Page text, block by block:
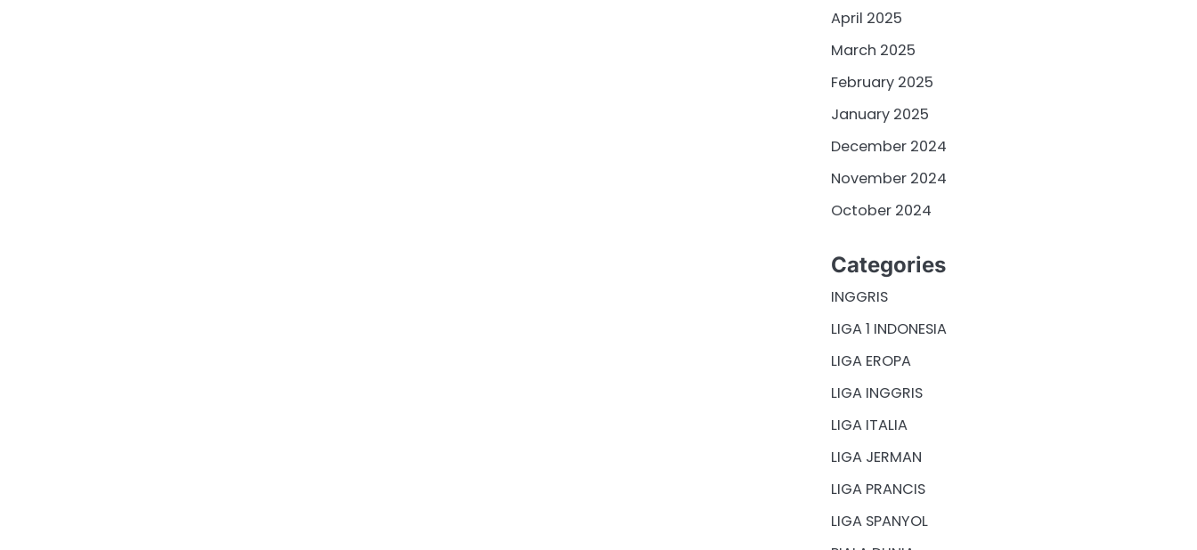
April 2025
March 2025
February 2025
January 2025
December 2024
November 2024
October 2024
Categories
INGGRIS
LIGA 1 INDONESIA
LIGA EROPA
LIGA INGGRIS
LIGA ITALIA
LIGA JERMAN
LIGA PRANCIS
LIGA SPANYOL